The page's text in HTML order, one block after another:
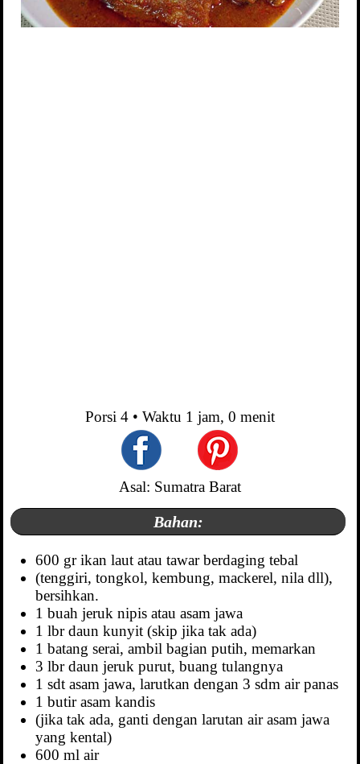
Porsi 4• Waktu 1 jam, 0 menit
Asal: Sumatra Barat
Bahan:
600 gr ikan laut atau tawar berdaging tebal
(tenggiri, tongkol, kembung, mackerel, nila dll),
bersihkan.
1 buah jeruk nipis atau asam jawa
1 lbr daun kunyit (skip jika tak ada)
1 batang serai, ambil bagian putih, memarkan
3 lbr daun jeruk purut, buang tulangnya
1 sdt asam jawa, larutkan dengan 3 sdm air panas
1 butir asam kandis
(jika tak ada, ganti dengan larutan air asam jawa
yang kental)
600 ml air